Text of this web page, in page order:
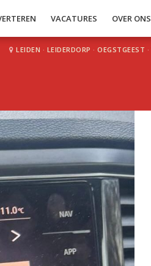
VACATURES OVER ONS
LEIDEN · LEIDERDORP · OEGSTGEEST ·